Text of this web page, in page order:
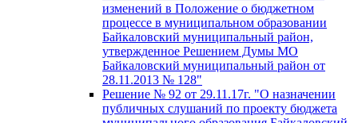
изменений в Положение о бюджетном
процессе в муниципальном образовании
Байкаловский муниципальный район,
утвержденное Решением Думы МО
Байкаловский муниципальный район от
28.11.2013 № 128"
Решение № 92 от 29.11.17г. "О назначении
публичных слушаний по проекту бюджета